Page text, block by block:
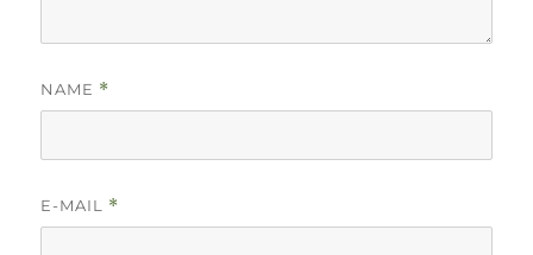
NAME *
E-MAIL *